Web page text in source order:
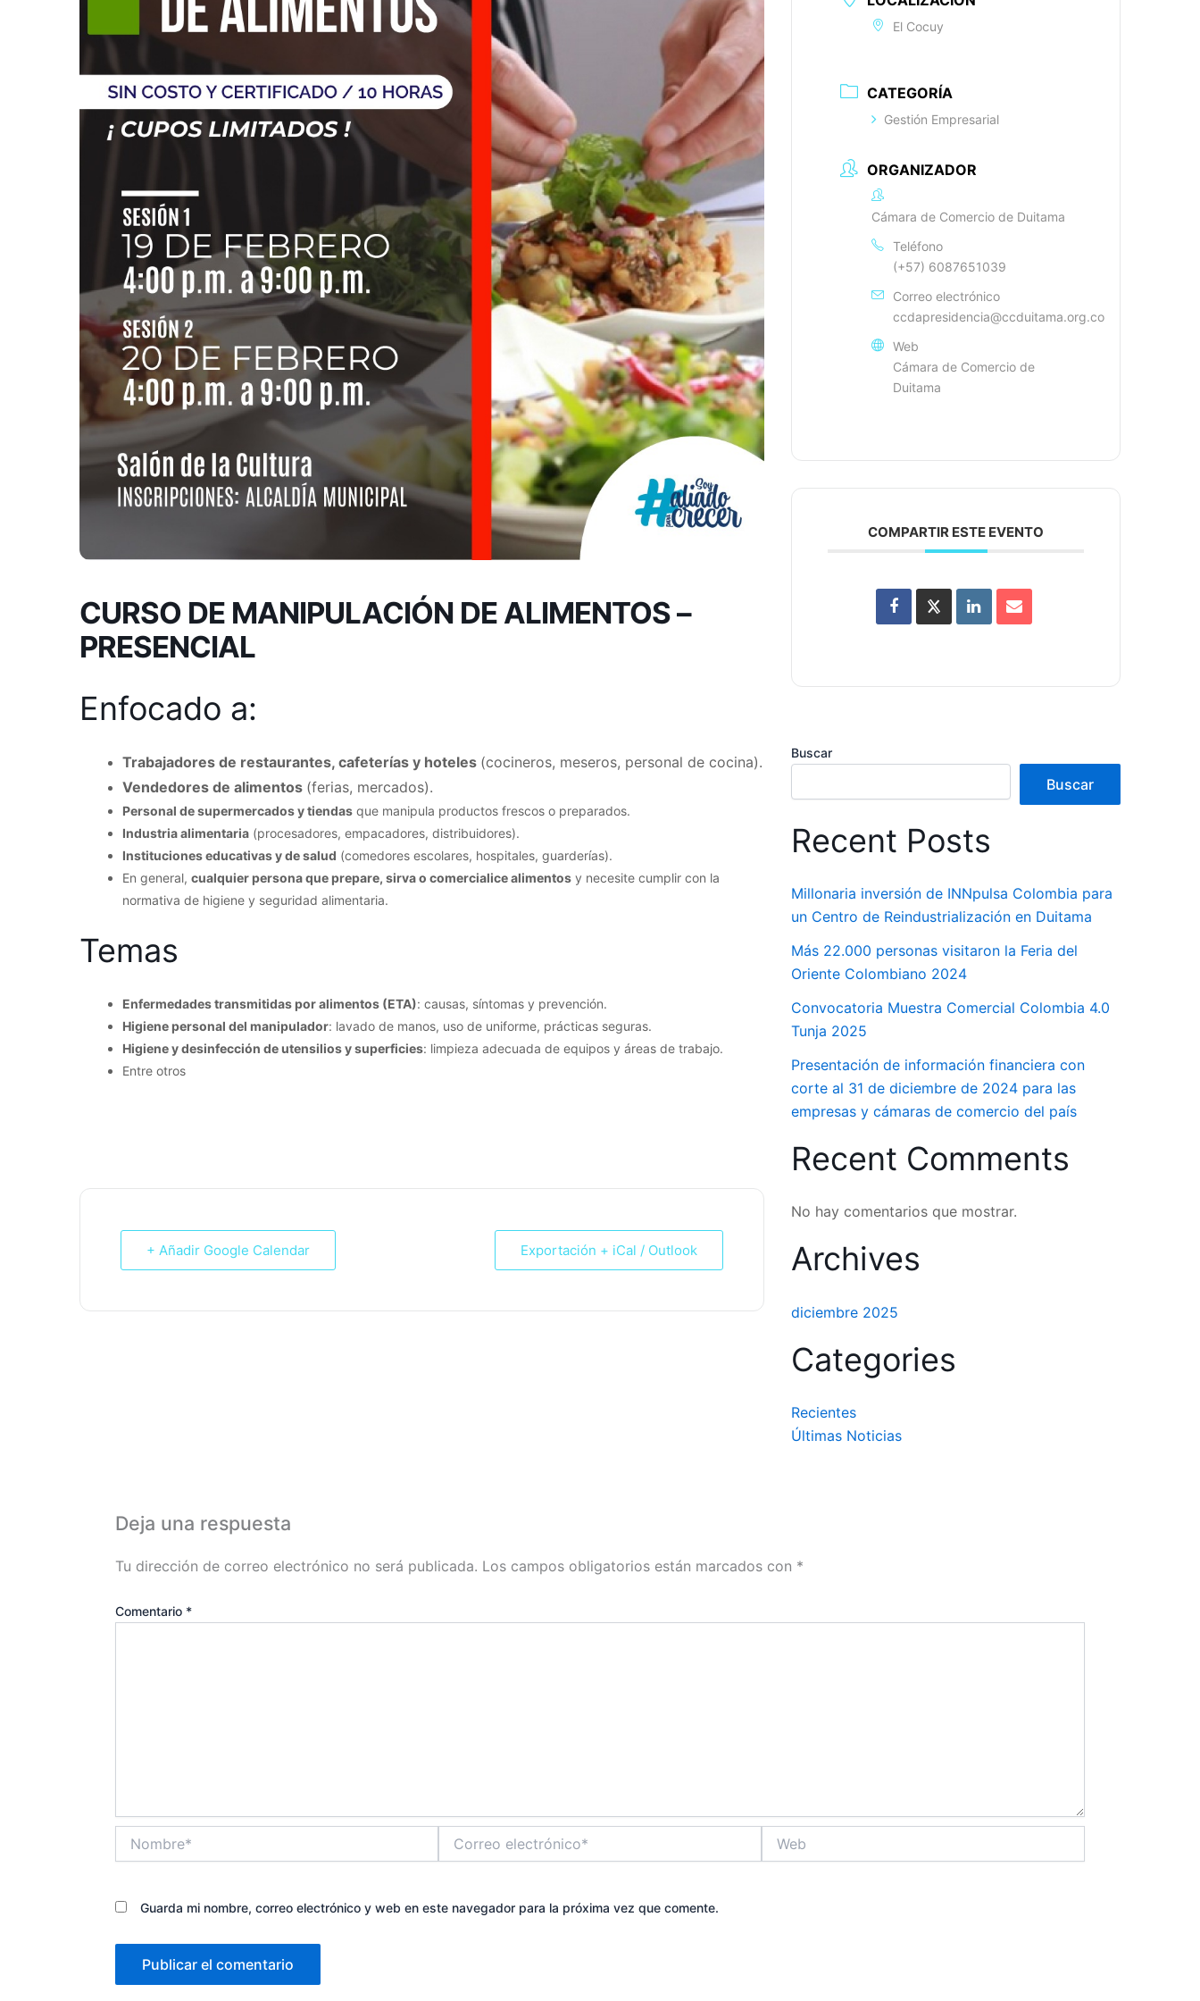
CURSO DE MANIPULACIÓN DE ALIMENTOS –
PRESENCIAL
Enfocado a:
Trabajadores de restaurantes, cafeterías y hoteles (cocineros, meseros, personal de cocina).
Vendedores de alimentos (ferias, mercados).
Personal de supermercados y tiendas que manipula productos frescos o preparados.
Industria alimentaria (procesadores, empacadores, distribuidores).
Instituciones educativas y de salud (comedores escolares, hospitales, guarderías).
En general, cualquier persona que prepare, sirva o comercialice alimentos y necesite cumplir con la
normativa de higiene y seguridad alimentaria.
Temas
Enfermedades transmitidas por alimentos (ETA): causas, síntomas y prevención.
Higiene personal del manipulador: lavado de manos, uso de uniforme, prácticas seguras.
Higiene y desinfección de utensilios y superficies: limpieza adecuada de equipos y áreas de trabajo.
Entre otros
+ Añadir Google Calendar Exportación + iCal / Outlook
El Cocuy
CATEGORÍA
Gestión Empresarial
ORGANIZADOR
Cámara de Comercio de Duitama
Teléfono
(+57) 6087651039
Correo electrónico
ccdapresidencia@ccduitama.org.co
Web
Cámara de Comercio de
Duitama
COMPARTIR ESTE EVENTO
Buscar
Buscar
Recent Posts
Millonaria inversión de INNpulsa Colombia para
un Centro de Reindustrialización en Duitama
Más 22.000 personas visitaron la Feria del
Oriente Colombiano 2024
Convocatoria Muestra Comercial Colombia 4.0
Tunja 2025
Presentación de información financiera con
corte al 31 de diciembre de 2024 para las
empresas y cámaras de comercio del país
Recent Comments
No hay comentarios que mostrar.
Archives
diciembre 2025
Categories
Recientes
Últimas Noticias
Deja una respuesta
Tu dirección de correo electrónico no será publicada. Los campos obligatorios están marcados con *
Comentario *
electrónico*
Guarda mi nombre, correo electrónico y web en este navegador para la próxima vez que comente.